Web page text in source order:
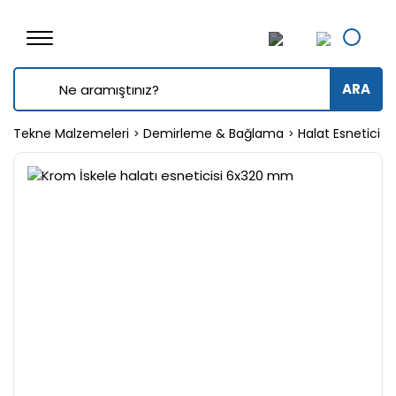
ARA
Tekne Malzemeleri Demirleme & Bağlama Halat Esnetici